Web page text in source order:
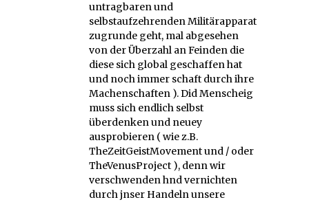
untragbaren und
selbstaufzehrenden Militärapparat
zugrunde geht, mal abgesehen
von der Überzahl an Feinden die
diese sich global geschaffen hat
und noch immer schaft durch ihre
Machenschaften ). Did Menscheig
muss sich endlich selbst
überdenken und neuey
ausprobieren ( wie z.B.
TheZeitGeistMovement und / oder
TheVenusProject ), denn wir
verschwenden hnd vernichten
durch jnser Handeln unsere